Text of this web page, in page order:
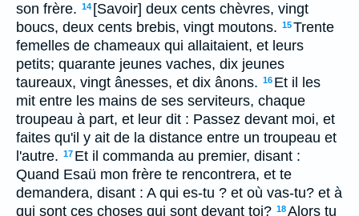
son frère. 14 [Savoir] deux cents chèvres, vingt
boucs, deux cents brebis, vingt moutons. 15Trente
femelles de chameaux qui allaitaient, et leurs
petits; quarante jeunes vaches, dix jeunes
taureaux, vingt ânesses, et dix ânons. 16 Et il les
mit entre les mains de ses serviteurs, chaque
troupeau à part, et leur dit : Passez devant moi, et
faites qu'il y ait de la distance entre un troupeau et
l'autre. 17 Et il commanda au premier, disant :
Quand Esaü mon frère te rencontrera, et te
demandera, disant : A qui es-tu ? et où vas-tu? et à
qui sont ces choses qui sont devant toi? 18Alors tu